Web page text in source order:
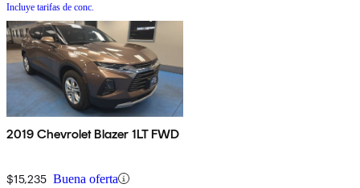
Incluye tarifas de conc.
2019 Chevrolet Blazer 1LT FWD
$15,235 Buena oferta